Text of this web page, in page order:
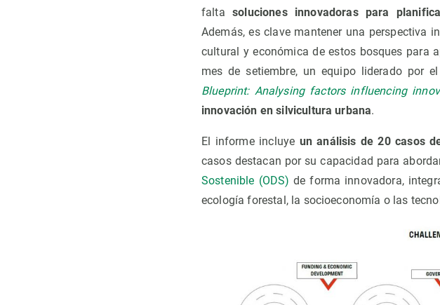
faltasoluciones innovadoras para
Además, es clave mantener una perspectiva
cultural y económica de estos bosques para
mes de setiembre, un equipo liderado por
Blueprint: Analysing factors influencing
innovación en silvicultura urbana.
El informe incluye un análisis de 20 casos
casos destacan por su capacidad para
Sostenible (ODS) de forma innovadora,
ecología forestal, la socioeconomía o las